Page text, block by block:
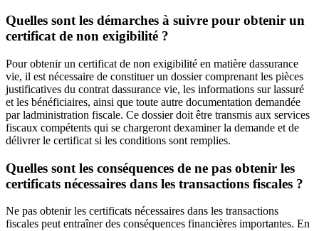
Quelles sont les démarches à suivre pour obtenir un
certificat de non exigibilité ?
Pour obtenir un certificat de non exigibilité en matière dassurance
vie, il est nécessaire de constituer un dossier comprenant les pièces
justificatives du contrat dassurance vie, les informations sur lassuré
et les bénéficiaires, ainsi que toute autre documentation demandée
par ladministration fiscale. Ce dossier doit être transmis aux services
fiscaux compétents qui se chargeront dexaminer la demande et de
délivrer le certificat si les conditions sont remplies.
Quelles sont les conséquences de ne pas obtenir les
certificats nécessaires dans les transactions fiscales ?
Ne pas obtenir les certificats nécessaires dans les transactions
fiscales peut entraîner des conséquences financières importantes. En